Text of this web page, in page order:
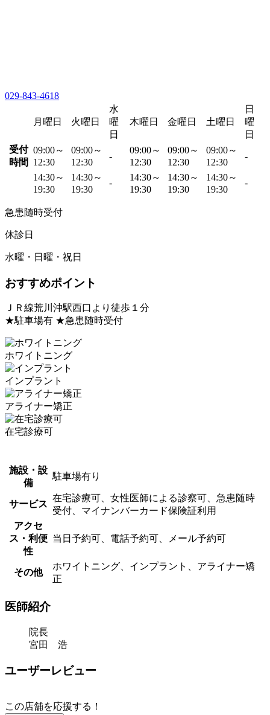
029-843-4618
月曜日 火曜日
水
曜
日
木曜日 金曜日 土曜日
日
曜
日
受付
時間
09:00～
12:30
09:00～
12:30
-
09:00～
12:30
09:00～
12:30
09:00～
12:30
-
14:30～
19:30
14:30～
19:30
-
14:30～
19:30
14:30～
19:30
14:30～
19:30
-
急患随時受付
休診日
水曜・日曜・祝日
おすすめポイント
ＪＲ線荒川沖駅西口より徒歩１分
★駐車場有 ★急患随時受付
ホワイトニング
インプラント
アライナー矯正
在宅診療可
施設・設
備
駐車場有り
サービス
在宅診療可、女性医師による診察可、急患随時
受付、マイナンバーカード保険証利用
アクセ
ス・利便
性
当日予約可、電話予約可、メール予約可
その他
ホワイトニング、インプラント、アライナー矯
正
医師紹介
院長
宮田 浩
ユーザーレビュー
この店舗を応援する！